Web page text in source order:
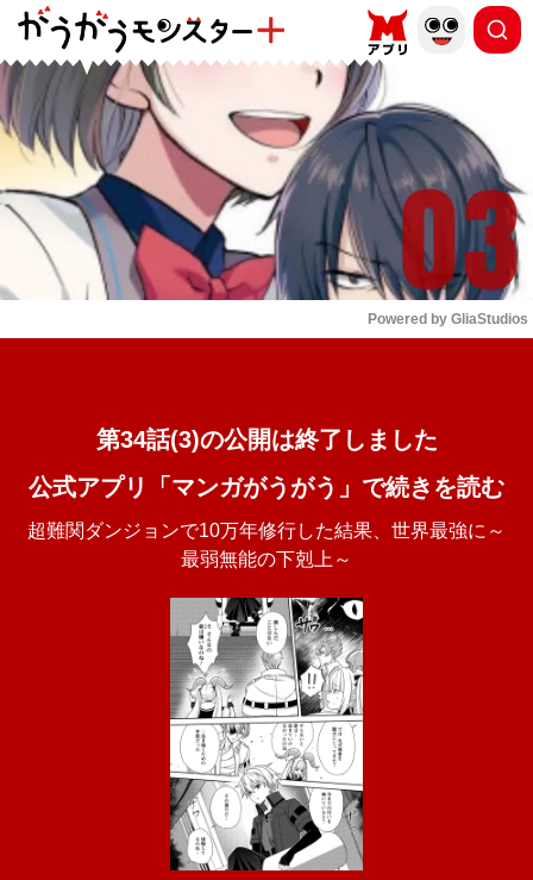
もっと読む
Powered by GliaStudios
第34話(3)の公開は終了しました
公式アプリ「マンガがうがう」で続きを読む
超難関ダンジョンで10万年修行した結果、世界最強に～
最弱無能の下剋上～